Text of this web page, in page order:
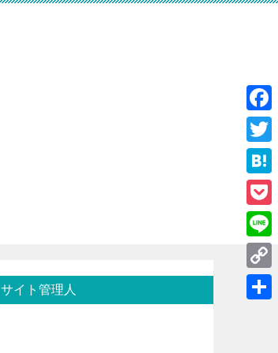
サイト管理人
F
a
c
e
b
o
o
k
T
w
i
e
H
a
t
e
n
P
o
c
k
L
i
n
C